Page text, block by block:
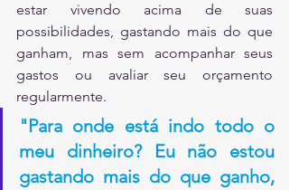
estar vivendo acima de suas
possibilidades, gastando mais do que
ganham, mas sem acompanhar seus
gastos ou avaliar seu orçamento
regularmente.
"Para onde está indo todo o
meu dinheiro? Eu não estou
gastando mais do que ganho,